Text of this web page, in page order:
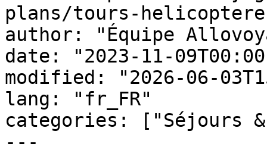
plans/tours-
author: "Équipe
date: "2023-11-
modified: "2026-06-
lang: "fr_FR"
categories: ["Séjours
---